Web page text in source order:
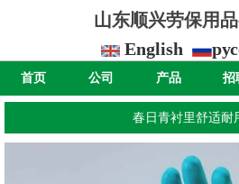
山东顺兴劳保用
English
首页 公司 产品 招
春日青衬里舒适耐